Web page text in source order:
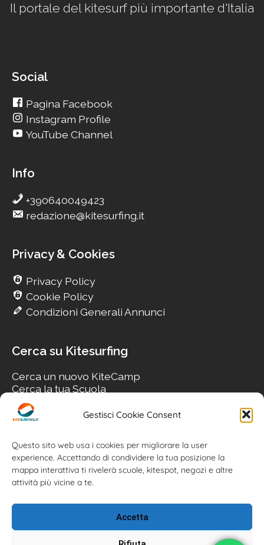
Gestisci Cookie Consent
Questo sito web usa i cookies per migliorare la user
experience. Accettando di condividere la tua posizione la
mappa interattiva ti rivelerà scuole, kitespot, negozi e altre
attività più vicine a te.
Accetta
Il portale del kitesurf più importante d'Italia
Social
Pagina Facebook
Instagram Profile
YouTube Channel
Info
+390640049423
redazione@kitesurfing.it
Privacy & Cookies
Privacy Policy
Cookie Policy
Condizioni Generali Annunci
Cerca su Kitesurfing
Cerca un nuovo KiteCamp
Cerca la tua Scuola
Cerca il tuo KiteSpot
Cerca Accommodation